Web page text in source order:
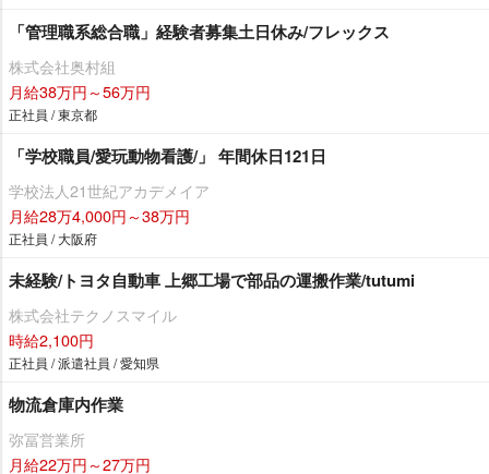
「管理職系総合職」経験者募集土日休み/フレックス
株式会社奥村組
月給38万円～56万円
正社員 / 東京都
「学校職員/愛玩動物看護/」 年間休日121日
学校法人21世紀アカデメイア
月給28万4,000円～38万円
正社員 / 大阪府
未経験/トヨタ自動車 上郷工場で部品の運搬作業/tutumi
株式会社テクノスマイル
時給2,100円
正社員 / 派遣社員 / 愛知県
物流倉庫内作業
弥冨営業所
月給22万円～27万円